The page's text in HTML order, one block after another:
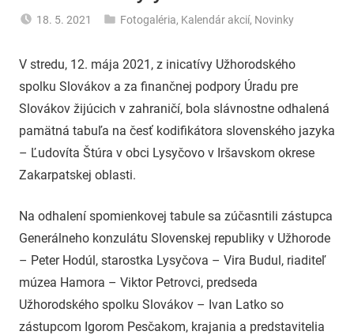
18. 5. 2021
Fotogaléria, Kalendár akcií, Novinky
V stredu, 12. mája 2021, z inicatívy Užhorodského
spolku Slovákov a za finančnej podpory Úradu pre
Slovákov žijúcich v zahraničí, bola slávnostne odhalená
pamätná tabuľa na česť kodifikátora slovenského jazyka
– Ľudovíta Štúra v obci Lysyčovo v Iršavskom okrese
Zakarpatskej oblasti.
Na odhalení spomienkovej tabule sa zúčasntili zástupca
Generálneho konzulátu Slovenskej republiky v Užhorode
– Peter Hodúl, starostka Lysyčova – Vira Budul, riaditeľ
múzea Hamora – Viktor Petrovci, predseda
Užhorodského spolku Slovákov – Ivan Latko so
zástupcom Igorom Pesčakom, krajania a predstavitelia